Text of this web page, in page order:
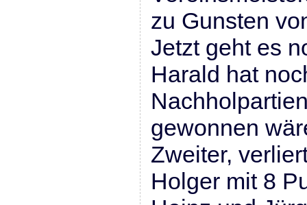
zu Gunsten
Jetzt geht es
Harald hat
gewonnen
Zweiter,
Holger mit 8